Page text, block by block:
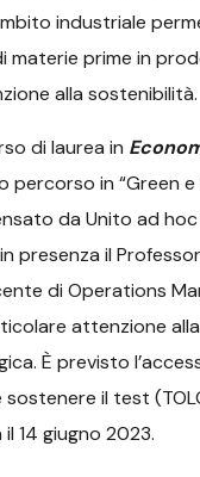
industriale
materie prime in
alla sostenibilità.
di laurea in
percorso in “Green e
da Unito ad
presenza il Professor
di Operations
attenzione
È previsto
sostenere il test
14 giugno 2023.